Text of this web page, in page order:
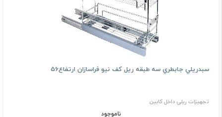
ﺳﺒﺪرﻳﻠﻲ ﺟﺎﺑﻄﺮي ﺳﻪ ﻃﺒﻘﻪ رﻳﻞ ﻛﻒ نیو فراسازان ارتفاع56
تجهیزات ریلی داخل کابین
ناموجود